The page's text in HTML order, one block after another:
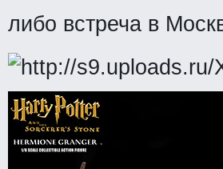
либо встреча в